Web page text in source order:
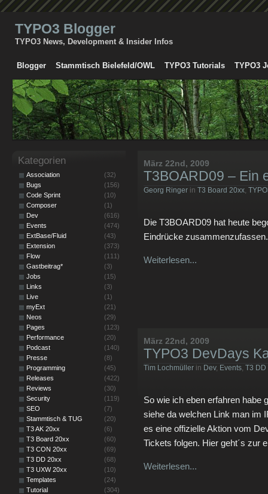
TYPO3 Blogger
TYPO3 News, Development & Insider Infos
Blogger Stammtisch Bielefeld/OWL TYPO3 Tutorials TYPO3
März 22nd, 2009
T3BOARD09 – Ein
Georg Ringer in T3 Board 20xx,
Die T3BOARD09 hat heute
Eindrücke zusammenzufassen.
Weiterlesen...
März 22nd, 2009
TYPO3 DevDays
Tim Lochmüller in Dev, Events, T3 DD
So wie ich eben erfahren habe
siehe da welchen Link man im
es eine offizielle Aktion vom
Tickets folgen. Hier geht´s zur
Weiterlesen...
Kategorien
Association
(32)
Bugs
(156)
Code Sprint
(10)
Composer
(1)
Dev
(616)
Events
(474)
ExtBase/Fluid
(43)
Extension
(373)
Flow
(111)
Gastbeitrag*
(3)
Jobs
(15)
Links
(3)
Live
(1)
myExt
(21)
Neos
(29)
Pages
(123)
Performance
(20)
Podcast
(140)
Presse
(8)
Programming
(45)
Releases
(422)
Reviews
(30)
Security
(119)
SEO
(7)
Stammtisch & TUG
(20)
T3 AK 20xx
(6)
T3 Board 20xx
(60)
T3 CON 20xx
(69)
T3 DD 20xx
(68)
T3 UXW 20xx
(10)
Templates
(24)
Tutorial
(304)